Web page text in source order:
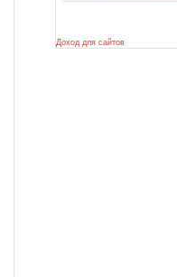
Доход для сайтов